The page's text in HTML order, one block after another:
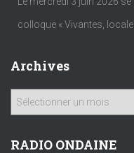
colloque « Vivantes,
Archives
h
RADIO ONDAINE